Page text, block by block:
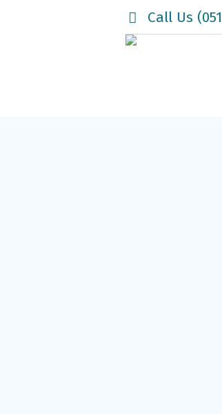
Call Us